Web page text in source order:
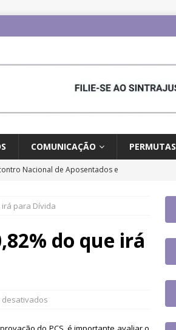
COMUNICAÇÃO PERMUTAS
Nacional de Aposentados e
do Fórum de Carreira do
terá participação de servidor
irá para Dívida
do que irá
desativados